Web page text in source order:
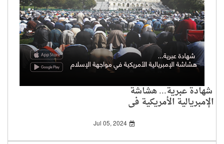
شهادة عبرية... هشاشة
الإمبريالية الأمريكية في
Jul 05, 2024